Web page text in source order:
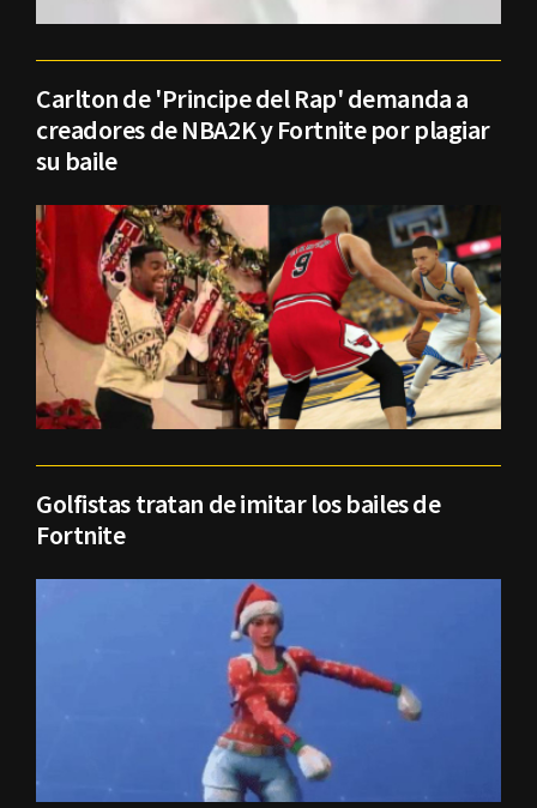
Carlton de 'Principe del Rap' demanda a
creadores de NBA2K y Fortnite por plagiar
su baile
Golfistas tratan de imitar los bailes de
Fortnite